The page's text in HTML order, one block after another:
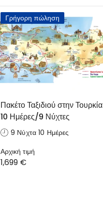
Γρήγορη πώληση
Πακέτο Ταξιδιού στην Τουρκία
10 Ημέρες/9 Νύχτες
9 Νύχτα 10 Ημέρες
Αρχική τιμή
1,699 €